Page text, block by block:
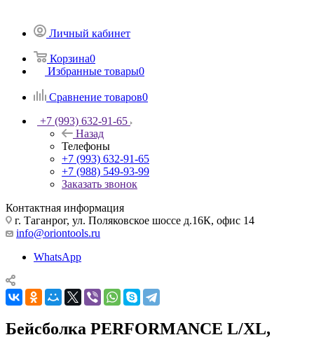
Личный кабинет
Корзина0
Избранные товары0
Сравнение товаров0
+7 (993) 632-91-65
Назад
Телефоны
+7 (993) 632-91-65
+7 (988) 549-93-99
Заказать звонок
Контактная информация
г. Таганрог, ул. Поляковское шоссе д.16К, офис 14
info@oriontools.ru
WhatsApp
Бейсболка PERFORMANCE L/XL,